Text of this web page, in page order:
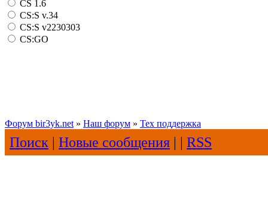
CS 1.6
CS:S v.34
CS:S v2230303
CS:GO
Форум bir3yk.net » Наш форум » Тех поддержка
Поиск | Новые сообщения | | RSS